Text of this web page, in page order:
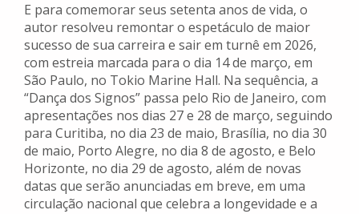
E para comemorar seus setenta anos de vida, o
autor resolveu remontar o espetáculo de maior
sucesso de sua carreira e sair em turnê em 2026,
com estreia marcada para o dia 14 de março, em
São Paulo, no Tokio Marine Hall. Na sequência, a
“Dança dos Signos” passa pelo Rio de Janeiro, com
apresentações nos dias 27 e 28 de março, seguindo
para Curitiba, no dia 23 de maio, Brasília, no dia 30
de maio, Porto Alegre, no dia 8 de agosto, e Belo
Horizonte, no dia 29 de agosto, além de novas
datas que serão anunciadas em breve, em uma
circulação nacional que celebra a longevidade e a